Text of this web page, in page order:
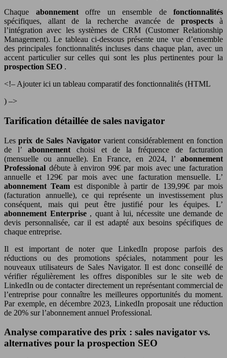
Chaque abonnement offre un ensemble de fonctionnalités
spécifiques, allant de la recherche avancée de prospects à
l’intégration avec les systèmes de CRM (Customer Relationship
Management). Le tableau ci-dessous présente une vue d’ensemble
des principales fonctionnalités incluses dans chaque plan, avec un
accent particulier sur celles qui sont les plus pertinentes pour la
prospection SEO .
<!– Ajouter ici un tableau comparatif des fonctionnalités (HTML
) –>
Tarification détaillée de sales navigator
Lesprix de Sales Navigator varient considérablement en fonction
de l’ abonnement choisi et de la fréquence de facturation
(mensuelle ou annuelle). En France, en 2024, l’ abonnement
Professional débute à environ 99€ par mois avec une facturation
annuelle et 129€ par mois avec une facturation mensuelle. L’
abonnement Team est disponible à partir de 139,99€ par mois
(facturation annuelle), ce qui représente un investissement plus
conséquent, mais qui peut être justifié pour les équipes. L’
abonnement Enterprise , quant à lui, nécessite une demande de
devis personnalisée, car il est adapté aux besoins spécifiques de
chaque entreprise.
Il est important de noter que LinkedIn propose parfois des
réductions ou des promotions spéciales, notamment pour les
nouveaux utilisateurs de Sales Navigator. Il est donc conseillé de
vérifier régulièrement les offres disponibles sur le site web de
LinkedIn ou de contacter directement un représentant commercial de
l’entreprise pour connaître les meilleures opportunités du moment.
Par exemple, en décembre 2023, LinkedIn proposait une réduction
de 20% sur l’abonnement annuel Professional.
Analyse comparative des prix : sales navigator vs.
alternatives pour la prospection SEO